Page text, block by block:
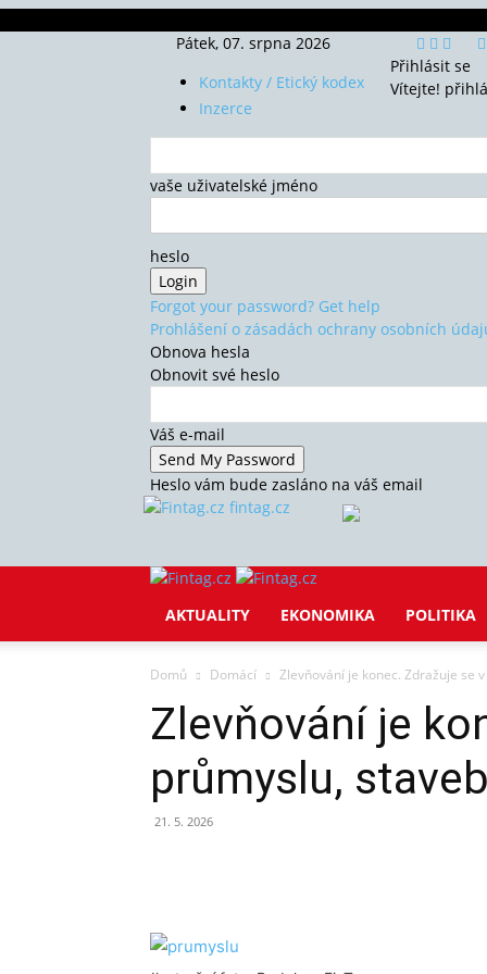
Pátek, 07. srpna 2026
Kontakty / Etický kodex
Inzerce
Přihlásit se
Vítejte!
vaše uživatelské jméno
heslo
Forgot your password? Get help
Prohlášení o zásadách ochrany osobních
Obnova hesla
Obnovit své heslo
Váš e-mail
Heslo vám bude zasláno na váš email
fintag.cz
AKTUALITY EKONOMIKA POLITIKA
Domů Domácí Zlevňování je konec. Zdražuje se
Zlevňování je
průmyslu,
21. 5. 2026